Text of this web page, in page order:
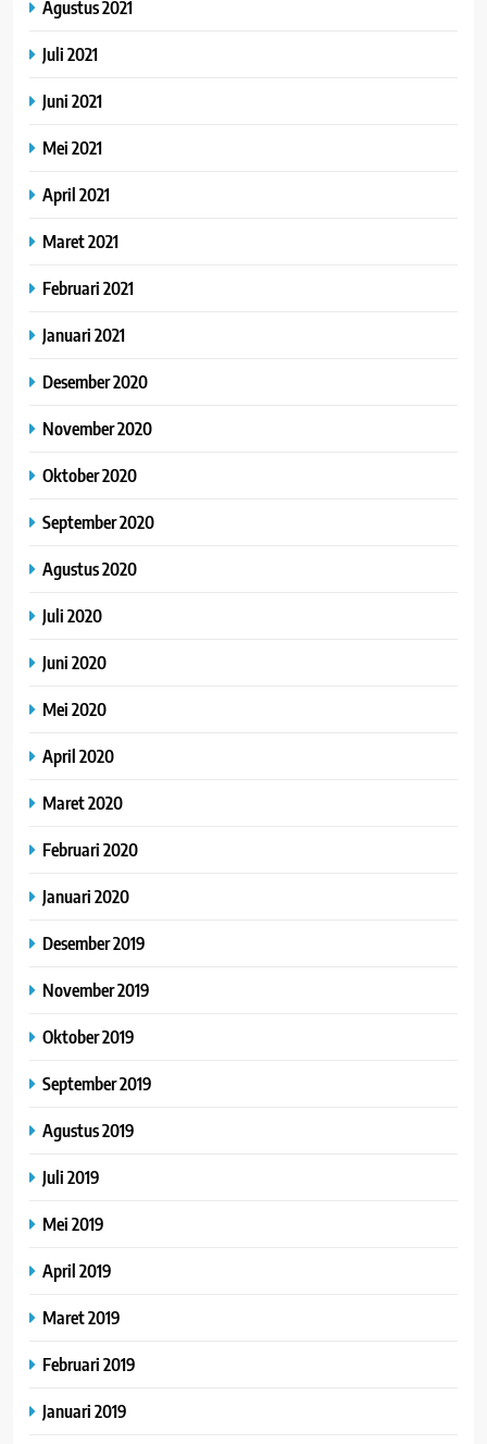
Agustus 2021
Juli 2021
Juni 2021
Mei 2021
April 2021
Maret 2021
Februari 2021
Januari 2021
Desember 2020
November 2020
Oktober 2020
September 2020
Agustus 2020
Juli 2020
Juni 2020
Mei 2020
April 2020
Maret 2020
Februari 2020
Januari 2020
Desember 2019
November 2019
Oktober 2019
September 2019
Agustus 2019
Juli 2019
Mei 2019
April 2019
Maret 2019
Februari 2019
Januari 2019